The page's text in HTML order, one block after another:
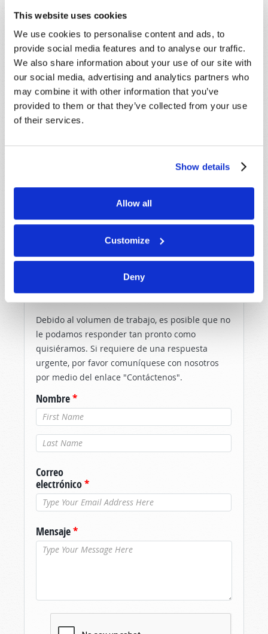
This website uses cookies
We use cookies to personalise content and ads, to
provide social media features and to analyse our traffic.
We also share information about your use of our site with
our social media, advertising and analytics partners who
may combine it with other information that you’ve
provided to them or that they’ve collected from your use
of their services.
Show details
Allow all
Customize
Deny
transformación en nosotros? ¿Nos estará motivando?
¿Quisiéramos ver un cambio personal más profundo
en la vida? ¿Desearemos mayor evidencia de que el
Espíritu de Dios nos está guiando? ¿Quisiéramos
participar de una manera más personal en la obra
que Jesucristo está haciendo ahora? Hay respuestas
para quienes tengan la voluntad de buscarlas.
como se revela en los días santos anuales, ofrecemos
¡DINOS LO QUE PIENSAS!
Debido al volumen de trabajo, es posible que no
le podamos responder tan pronto como
quisiéramos. Si requiere de una respuesta
urgente, por favor comuníquese con nosotros
por medio del enlace "Contáctenos".
Nombre*
Apellido*
Correo
electrónico*
Mensaje*